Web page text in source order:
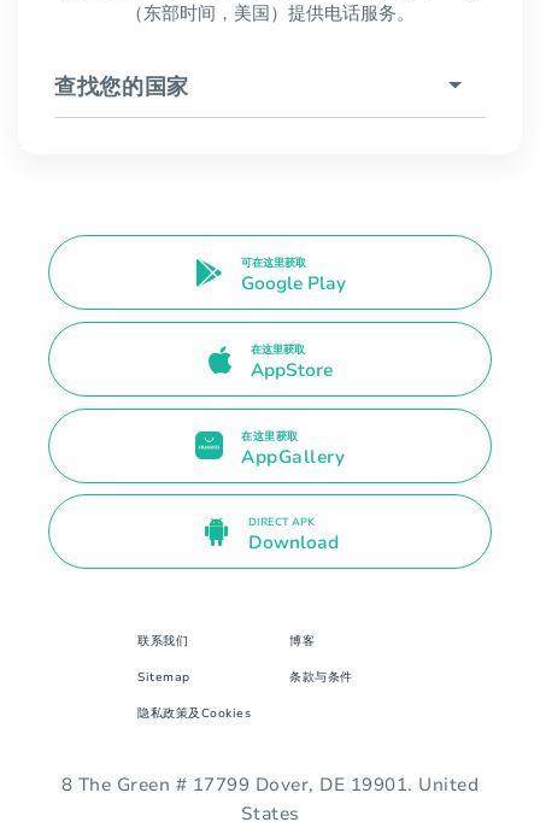
（东部时间，美国）提供电话服务。
查找您的国家
可在这里获取
Google Play
在这里获取
AppStore
在这里获取
AppGallery
DIRECT APK
Download
联系我们 博客
Sitemap 条款与条件
隐私政策及Cookies
8 The Green # 17799 Dover, DE 19901. United
States